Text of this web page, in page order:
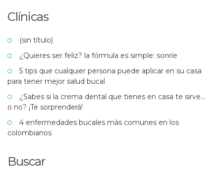
Clínicas
(sin título)
¿Quieres ser feliz? la fórmula es simple: sonríe
5 tips que cualquier persona puede aplicar en su casa
para tener mejor salud bucal
¿Sabes si la crema dental que tienes en casa te sirve…
o no? ¡Te sorprenderá!
4 enfermedades bucales más comunes en los
colombianos
Buscar